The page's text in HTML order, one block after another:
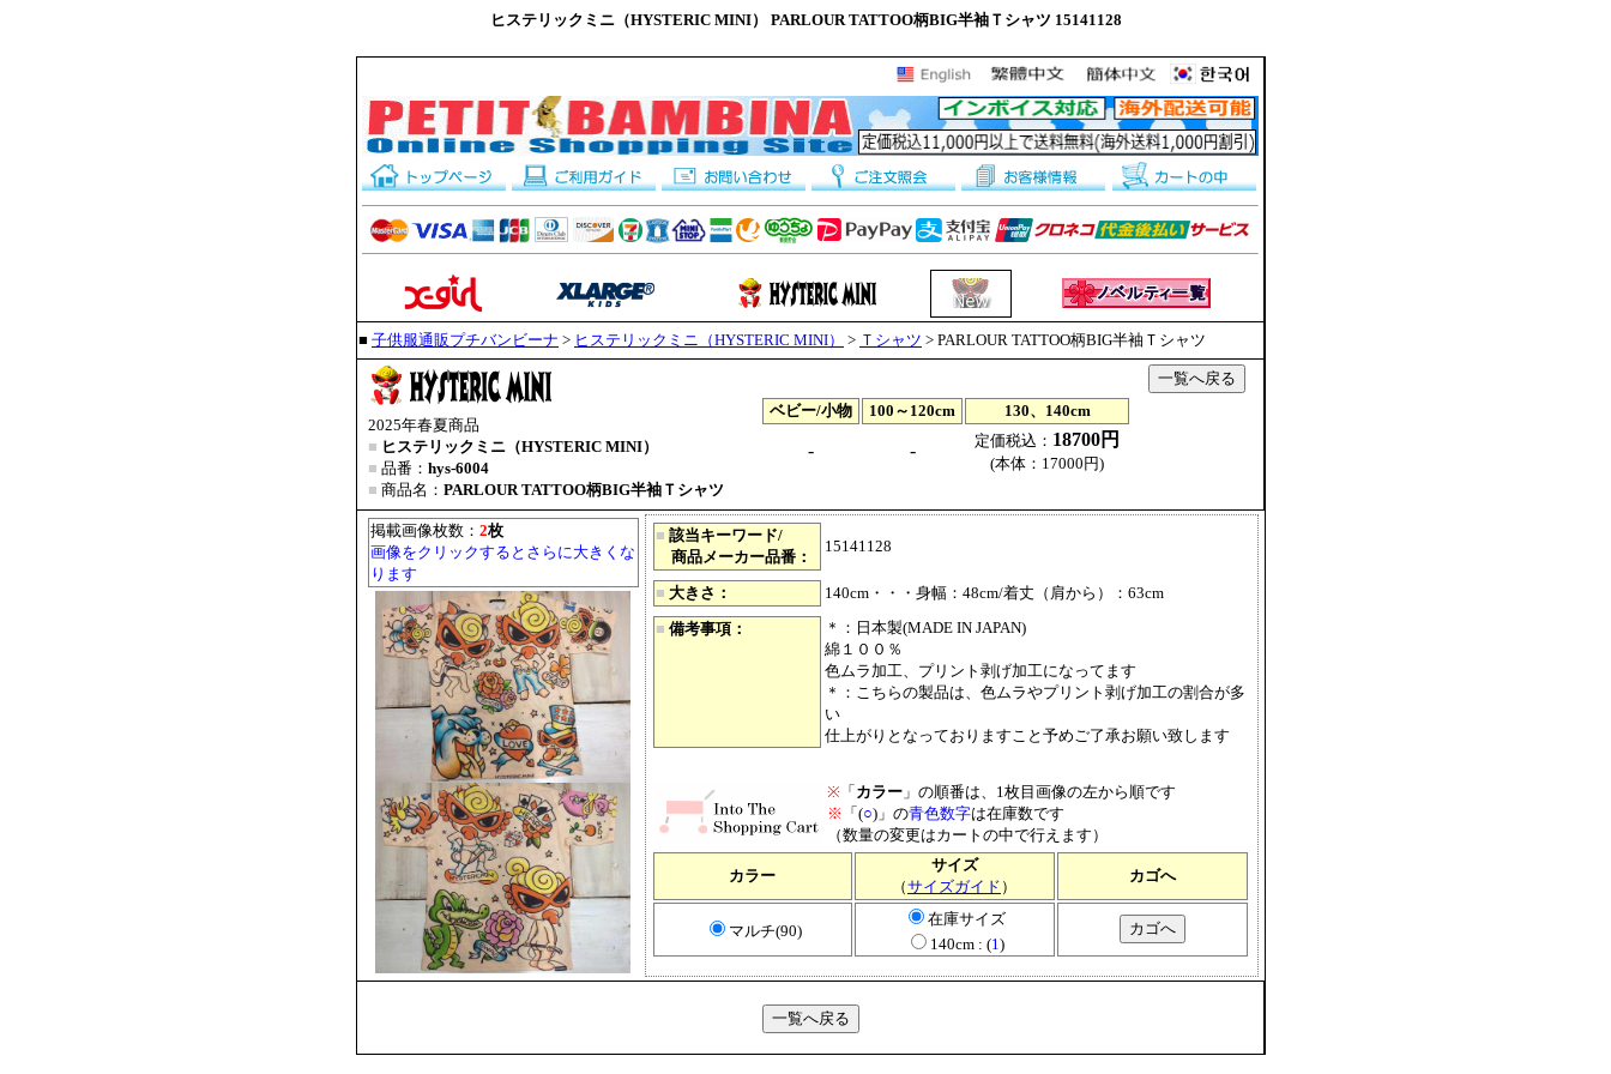
ヒステリックミニ（HYSTERIC MINI） PARLOUR TATTOO柄BIG半袖Ｔシャツ 15141128
■ 子供服通販プチバンビーナ > ヒステリックミニ（HYSTERIC MINI） > Ｔシャツ > PARLOUR TATTOO柄BIG半袖Ｔシャツ
ベビー/小物 100～120cm 130、140cm
- - 定価税込： 18700円
(本体：17000円)
2025年春夏商品
■ ヒステリックミニ（HYSTERIC MINI）
■ 品番： hys-6004
■ 商品名： PARLOUR TATTOO柄BIG半袖Ｔシャツ
掲載画像枚数： 2枚
画像をクリックするとさらに大きくな
ります
■ 該当キーワード/
商品メーカー品番：
15141128
■ 大きさ：
140cm・・・身幅：48cm/着丈（肩から）：63cm
■ 備考事項：
＊：日本製(MADE IN JAPAN)
綿１００％
色ムラ加工、プリント剥げ加工になってます
＊：こちらの製品は、色ムラやプリント剥げ加工の割合が多
い
仕上がりとなっておりますこと予めご了承お願い致します
※「 カラー」の順番は、1枚目画像の左から順です
※ 「(○)」の青色数字は在庫数です
（数量の変更はカートの中で行えます）
カラー
サイズ
（サイズガイド ）
カゴへ
マルチ(90)
在庫サイズ
140cm : (1)